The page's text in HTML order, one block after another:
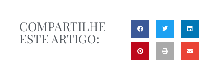
COMPARTILHE
ESTE ARTIGO: